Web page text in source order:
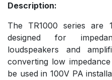
Description:
The TR1000 series are
designed for
loudspeakers and
converting low
be used in 100V PA